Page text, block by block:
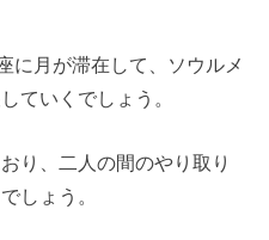
に月が滞在して、ソウルメ
ていくでしょう。
り、二人の間のやり取り
しょう。